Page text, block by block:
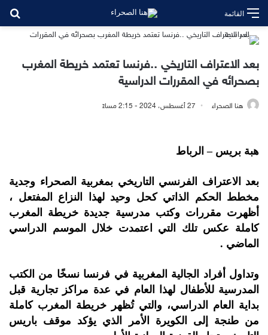
القائمة
بعد الاعتراف التاريخي ..فرنسا تعتمد خريطة المغرب
بصحرائه في المقررات الدراسية
هنا الصحراء 27 أغسطس، 2024 - 2:15 مساءً
هبة بريس – الرباط
بعد الاعتراف الفرنسي التاريخي بمغربية الصحراء وجدية
مخطط الحكم الذاتي كحل وحيد لهذا النزاع المفتعل ،
أظهرت مقررات وكتب مدرسية جديدة خريطة المغرب
كاملة عكس تلك التي اعتمدت خلال الموسم الدراسي
الماضي .
وتداول أفراد الجالية المغربية في فرنسا نسخًا من الكتب
المدرسية للأطفال لهذا العام في عدة مراكز تجارية قبل
بداية العام الدراسي، والتي تُظهر خريطة المغرب كاملة
من طنجة إلى الكويرة الأمر الذي يؤكد موقف باريس